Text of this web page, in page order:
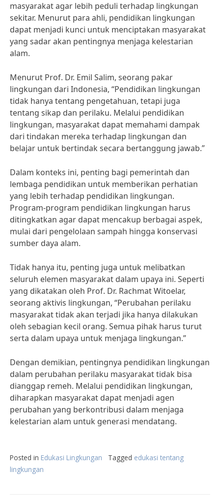
masyarakat agar lebih peduli terhadap lingkungan
sekitar. Menurut para ahli, pendidikan lingkungan
dapat menjadi kunci untuk menciptakan masyarakat
yang sadar akan pentingnya menjaga kelestarian
alam.
Menurut Prof. Dr. Emil Salim, seorang pakar
lingkungan dari Indonesia, “Pendidikan lingkungan
tidak hanya tentang pengetahuan, tetapi juga
tentang sikap dan perilaku. Melalui pendidikan
lingkungan, masyarakat dapat memahami dampak
dari tindakan mereka terhadap lingkungan dan
belajar untuk bertindak secara bertanggung jawab.”
Dalam konteks ini, penting bagi pemerintah dan
lembaga pendidikan untuk memberikan perhatian
yang lebih terhadap pendidikan lingkungan.
Program-program pendidikan lingkungan harus
ditingkatkan agar dapat mencakup berbagai aspek,
mulai dari pengelolaan sampah hingga konservasi
sumber daya alam.
Tidak hanya itu, penting juga untuk melibatkan
seluruh elemen masyarakat dalam upaya ini. Seperti
yang dikatakan oleh Prof. Dr. Rachmat Witoelar,
seorang aktivis lingkungan, “Perubahan perilaku
masyarakat tidak akan terjadi jika hanya dilakukan
oleh sebagian kecil orang. Semua pihak harus turut
serta dalam upaya untuk menjaga lingkungan.”
Dengan demikian, pentingnya pendidikan lingkungan
dalam perubahan perilaku masyarakat tidak bisa
dianggap remeh. Melalui pendidikan lingkungan,
diharapkan masyarakat dapat menjadi agen
perubahan yang berkontribusi dalam menjaga
kelestarian alam untuk generasi mendatang.
Posted in Edukasi Lingkungan Tagged edukasi tentang
lingkungan